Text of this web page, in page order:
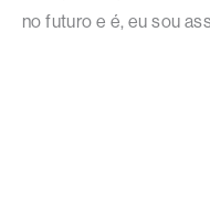
no futuro e é, eu sou